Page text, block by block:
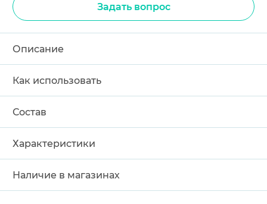
Задать вопрос
Описание
Как использовать
Состав
Характеристики
Наличие в магазинах